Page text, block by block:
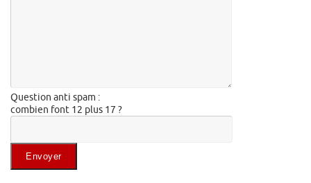
Question anti spam :
combien font 12 plus 17 ?